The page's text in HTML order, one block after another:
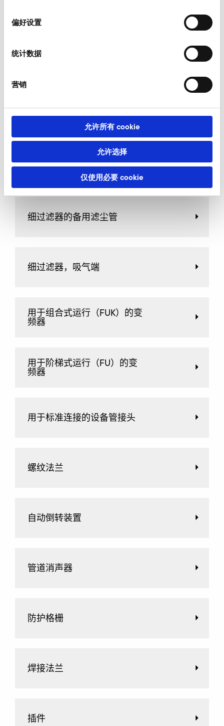
偏好设置
统计数据
营销
允许所有 cookie
允许选择
仅使用必要 cookie
其他 附件 SD 4n FU/FUK
断流阀
节流阀
细过滤器的备用滤尘管
细过滤器，吸气端
用于组合式运行（FUK）的变
频器
用于阶梯式运行（FU）的变
频器
用于标准连接的设备管接头
螺纹法兰
自动倒转装置
管道消声器
防护格栅
焊接法兰
插件